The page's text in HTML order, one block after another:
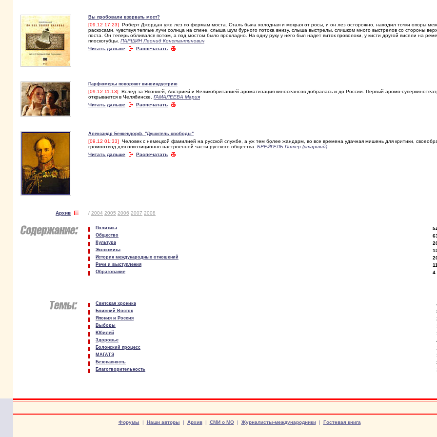
Вы пробовали взорвать мост?
[09.12 17:23] Роберт Джордан уже лез по фермам моста. Сталь была холод­ная и мокрая от росы, и он лез осторожно, находил точки опоры
раскосами, чувствуя теплые лучи солнца на спине, слыша шум бурного потока внизу, слыша выстрелы, слишком много выстрелов со стороны
поста. Он те­перь обливался потом, а под мостом было прохладно. На одну руку у него был надет виток проволоки, у кисти другой висели на
плоскогубцы. ПАРШИН Леонид Константинович
Читать дальше
Распечатать
Парфюмеры покоряют киноиндустрию
[09.12 11:13] Вслед за Японией, Австрией и Великобританией ароматизация киносеансов добралась и до России. Первый аромо-
открывается в Челябинске. ГАМАЛЕЕВА Мария
Читать дальше
Распечатать
Александр Бенкендорф. "Душитель свободы"
[09.12 01:33] Человек с немецкой фамилией на русской службе, а уж тем более жандарм, во все времена удачная мишень для критики,
громоотвод для оппозиционно настроенной части русского общества. БРЕЙГЕЛЬ Питер (старший)
Читать дальше
Распечатать
Архив / 2004 2005 2006 2007 2008
Политика
Общество
Культура
Экономика
История международных отношений
Речи и выступления 11
Образование 4
Светская хроника
Ближний Восток
Япония и Россия
Выборы
Юбилей
Здоровье
Болонский процесс
МАГАТЭ
Безопасность
Благотворительность
Форумы | Наши авторы | Архив| СМИ о МО| Журналисты-международники| Гостевая книга